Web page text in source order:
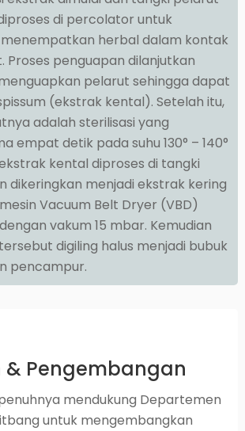
di percolator untuk
herbal dalam kontak
Proses penguapan dilanjutkan
pelarut sehingga dapat
(ekstrak kental). Setelah itu,
adalah sterilisasi yang
empat detik pada suhu 130° – 140°
kental diproses di tangki
dikeringkan menjadi ekstrak kering
Vacuum Belt Dryer (VBD)
vakum 15 mbar. Kemudian
digiling halus menjadi bubuk
pencampur.
& Pengembangan
mendukung Departemen
untuk mengembangkan